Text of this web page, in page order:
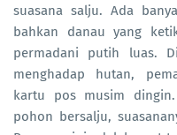
suasana salju. Ada
bahkan danau yang
permadani putih luas.
menghadap hutan,
kartu pos musim
pohon bersalju,